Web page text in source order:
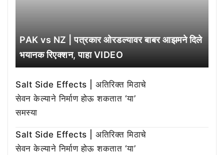
PAK vs NZ | पत्रकार ओरडल्यावर बाबर आझमने दिले
भयानक रिएक्शन, पाहा VIDEO
Salt Side Effects | अतिरिक्त मिठाचे
सेवन केल्याने निर्माण होऊ शकतात ‘या’
समस्या
Salt Side Effects | अतिरिक्त मिठाचे
सेवन केल्याने निर्माण होऊ शकतात ‘या’